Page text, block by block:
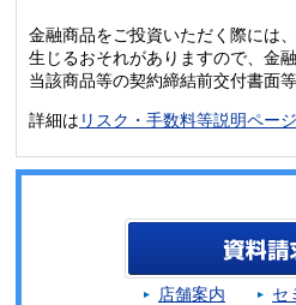
金融商品をご投資いただく際には
生じるおそれがありますので、金
当該商品等の契約締結前交付書面
詳細は リスク・手数料等説明ページ
店舗案内 セ